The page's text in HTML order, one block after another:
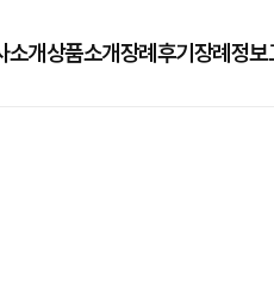
소개상품소개장례후기 장례정보